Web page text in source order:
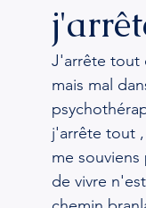
J'arrête tout
mais mal
j'arrête tout
me
de vivre